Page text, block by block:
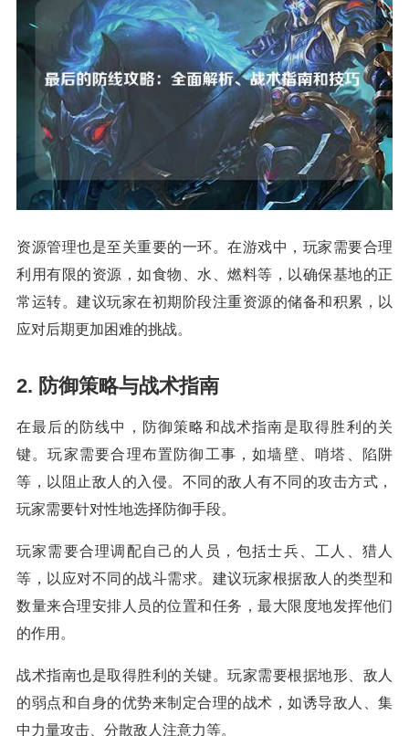
资源管理也是至关重要的一环。在游戏中，玩家需要合理
利用有限的资源，如食物、水、燃料等，以确保基地的正
常运转。建议玩家在初期阶段注重资源的储备和积累，以
应对后期更加困难的挑战。
2. 防御策略与战术指南
在最后的防线中，防御策略和战术指南是取得胜利的关
键。玩家需要合理布置防御工事，如墙壁、哨塔、陷阱
等，以阻止敌人的入侵。不同的敌人有不同的攻击方式，
玩家需要针对性地选择防御手段。
玩家需要合理调配自己的人员，包括士兵、工人、猎人
等，以应对不同的战斗需求。建议玩家根据敌人的类型和
数量来合理安排人员的位置和任务，最大限度地发挥他们
的作用。
战术指南也是取得胜利的关键。玩家需要根据地形、敌人
的弱点和自身的优势来制定合理的战术，如诱导敌人、集
中力量攻击、分散敌人注意力等。